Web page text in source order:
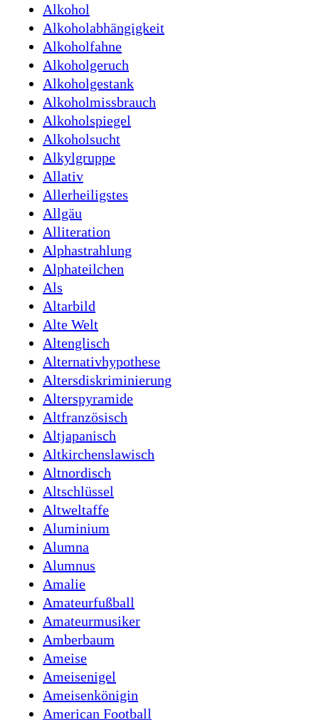
Alkohol
Alkoholabhängigkeit
Alkoholfahne
Alkoholgeruch
Alkoholgestank
Alkoholmissbrauch
Alkoholspiegel
Alkoholsucht
Alkylgruppe
Allativ
Allerheiligstes
Allgäu
Alliteration
Alphastrahlung
Alphateilchen
Als
Altarbild
Alte Welt
Altenglisch
Alternativhypothese
Altersdiskriminierung
Alterspyramide
Altfranzösisch
Altjapanisch
Altkirchenslawisch
Altnordisch
Altschlüssel
Altweltaffe
Aluminium
Alumna
Alumnus
Amalie
Amateurfußball
Amateurmusiker
Amberbaum
Ameise
Ameisenigel
Ameisenkönigin
American Football